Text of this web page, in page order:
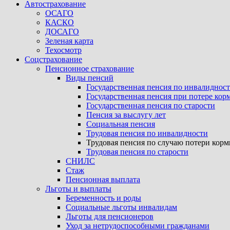
Автострахование
ОСАГО
КАСКО
ДОСАГО
Зеленая карта
Техосмотр
Соцстрахование
Пенсионное страхование
Виды пенсий
Государственная пенсия по
Государственная пенсия при потере
Государственная пенсия по старости
Пенсия за выслугу лет
Социальная пенсия
Трудовая пенсия по инвалидности
Трудовая пенсия по случаю потери
Трудовая пенсия по старости
СНИЛС
Стаж
Пенсионная выплата
Льготы и выплаты
Беременность и роды
Социальные льготы инвалидам
Льготы для пенсионеров
Уход за нетрудоспособными гражданами